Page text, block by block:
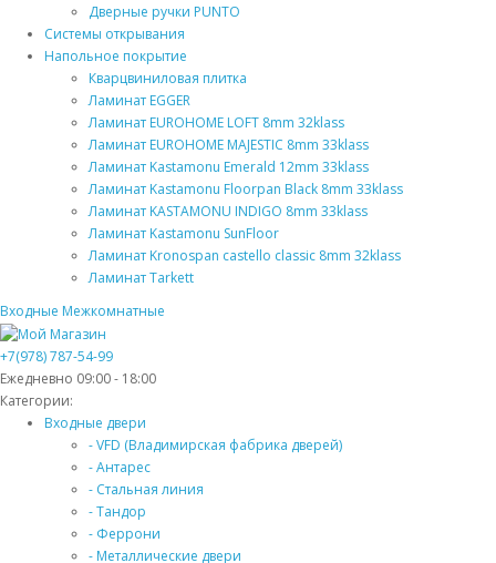
Дверные ручки PUNTO
Системы открывания
Напольное покрытие
Кварцвиниловая плитка
Ламинат EGGER
Ламинат EUROHOME LOFT 8mm 32klass
Ламинат EUROHOME MAJESTIC 8mm 33klass
Ламинат Kastamonu Emerald 12mm 33klass
Ламинат Kastamonu Floorpan Black 8mm 33klass
Ламинат KASTAMONU INDIGO 8mm 33klass
Ламинат Kastamonu SunFloor
Ламинат Kronospan castello classic 8mm 32klass
Ламинат Tarkett
Входные Межкомнатные
+7(978) 787-54-99
Ежедневно 09:00 - 18:00
Категории:
Входные двери
- VFD (Владимирская фабрика дверей)
- Антарес
- Стальная линия
- Тандор
- Феррони
- Металлические двери